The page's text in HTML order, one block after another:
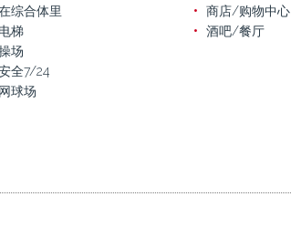
综合体里
电梯
场
全7/24
网球场
商店/购物中心
酒吧/餐厅